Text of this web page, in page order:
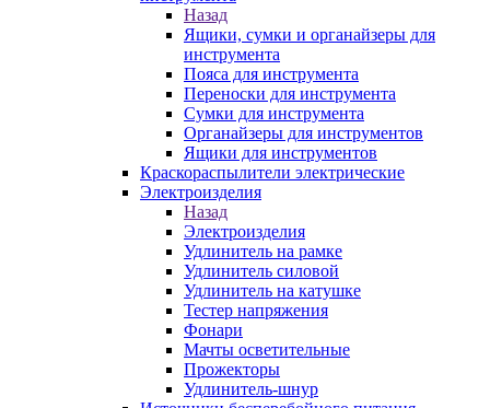
Назад
Ящики, сумки и органайзеры для
инструмента
Пояса для инструмента
Переноски для инструмента
Сумки для инструмента
Органайзеры для инструментов
Ящики для инструментов
Краскораспылители электрические
Электроизделия
Назад
Электроизделия
Удлинитель на рамке
Удлинитель силовой
Удлинитель на катушке
Тестер напряжения
Фонари
Мачты осветительные
Прожекторы
Удлинитель-шнур